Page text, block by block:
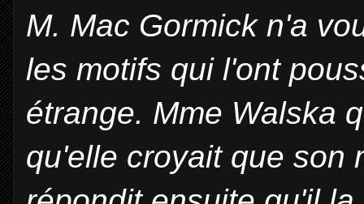
M. Mac Gormick n'a
les motifs qui l'ont
étrange. Mme Walska
qu'elle croyait que son